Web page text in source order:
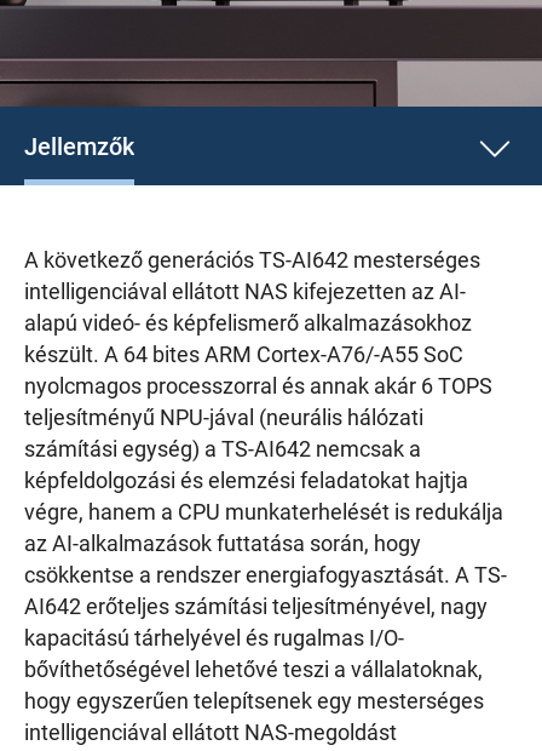
Jellemzők
A következő generációs TS-AI642 mesterséges
intelligenciával ellátott NAS kifejezetten az AI-
alapú videó- és képfelismerő alkalmazásokhoz
készült. A 64 bites ARM Cortex-A76/-A55 SoC
nyolcmagos processzorral és annak akár 6 TOPS
teljesítményű NPU-jával (neurális hálózati
számítási egység) a TS-AI642 nemcsak a
képfeldolgozási és elemzési feladatokat hajtja
végre, hanem a CPU munkaterhelését is redukálja
az AI-alkalmazások futtatása során, hogy
csökkentse a rendszer energiafogyasztását. A TS-
AI642 erőteljes számítási teljesítményével, nagy
kapacitású tárhelyével és rugalmas I/O-
bővíthetőségével lehetővé teszi a vállalatoknak,
hogy egyszerűen telepítsenek egy mesterséges
intelligenciával ellátott NAS-megoldást